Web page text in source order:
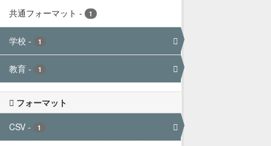
共通フォーマット - 1
学校 - 1
教育 - 1
フォーマット
CSV - 1